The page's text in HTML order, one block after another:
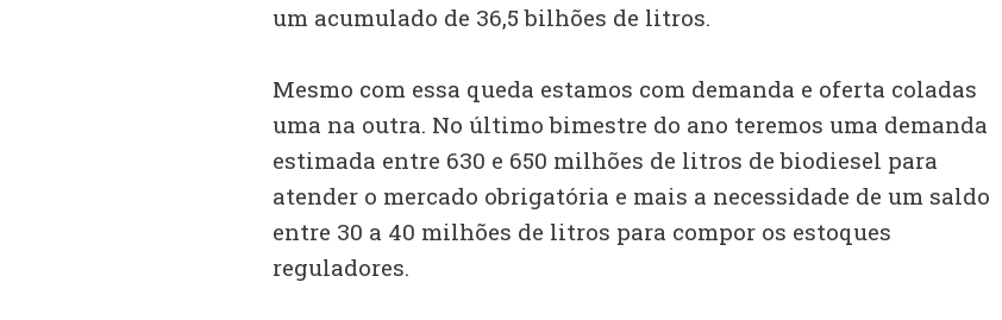
um acumulado de 36,5 bilhões de litros.
Mesmo com essa queda estamos com demanda e oferta coladas
uma na outra. No último bimestre do ano teremos uma demanda
estimada entre 630 e 650 milhões de litros de biodiesel para
atender o mercado obrigatória e mais a necessidade de um saldo
entre 30 a 40 milhões de litros para compor os estoques
reguladores.